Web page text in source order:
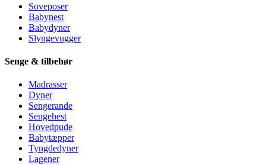
Soveposer
Babynest
Babydyner
Slyngevugger
Senge & tilbehør
Madrasser
Dyner
Sengerande
Sengehest
Hovedpude
Babytæpper
Tyngdedyner
Lagener